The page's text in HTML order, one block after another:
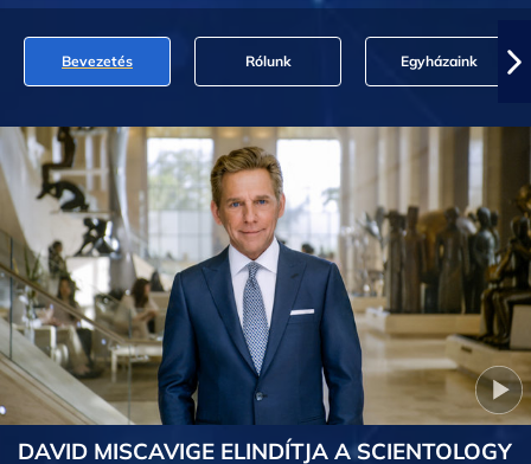
Bevezetés Rólunk Egyházaink
DAVID MISCAVIGE ELINDÍTJA A SCIENTOLOGY